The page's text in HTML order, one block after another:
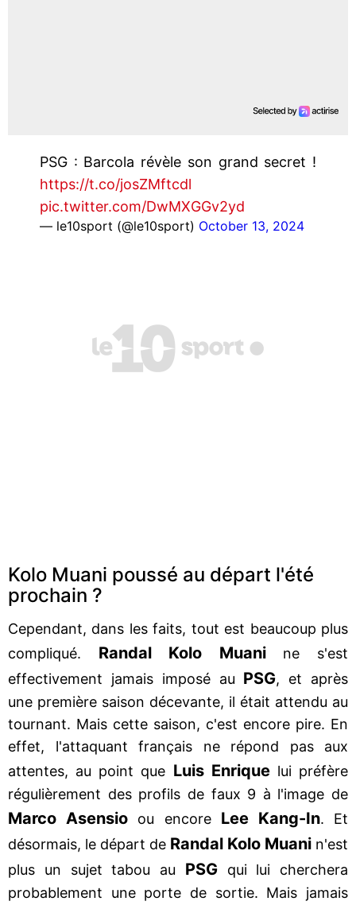
PSG : Barcola révèle son grand secret !
https://t.co/josZMftcdl
pic.twitter.com/DwMXGGv2yd
— le10sport (@le10sport) October 13, 2024
Kolo Muani poussé au départ l'été
prochain ?
Cependant, dans les faits, tout est beaucoup plus
compliqué. Randal Kolo Muani ne s'est
effectivement jamais imposé au PSG, et après
une première saison décevante, il était attendu au
tournant. Mais cette saison, c'est encore pire. En
effet, l'attaquant français ne répond pas aux
attentes, au point que Luis Enriquelui préfère
régulièrement des profils de faux 9 à l'image de
Marco Asensio ou encore Lee Kang-In. Et
désormais, le départ de Randal Kolo Muani n'est
plus un sujet tabou au PSGqui lui cherchera
probablement une porte de sortie. Mais jamais